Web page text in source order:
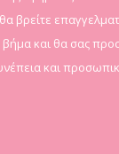
βρείτε
και θα σας
και